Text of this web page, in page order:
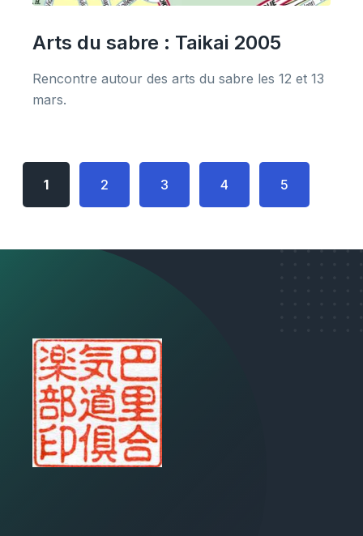
Arts du sabre : Taikai 2005
Rencontre autour des arts du sabre les 12 et 13
mars.
1 2 3 4 5